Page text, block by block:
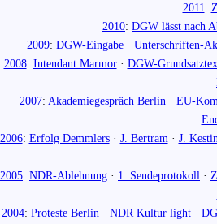
2011:
2010: DGW lässt nach
2009: DGW-Eingabe· Unterschriften-
2008: Intendant Marmor· DGW-
2007: Akademiegespräch Berlin · EU-
2006: Erfolg Demmlers· J. Bertram · J.
2005: NDR-Ablehnung · 1. Sendeprotokoll ·
2004: Proteste Berlin · NDR Kultur light·